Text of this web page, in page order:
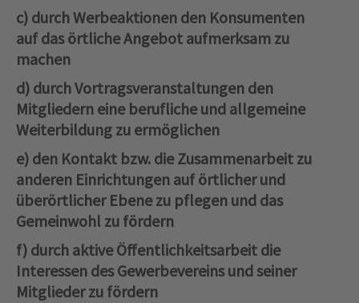
c) durch Werbeaktionen den Konsumenten
auf das örtliche Angebot aufmerksam zu
machen
d) durch Vortragsveranstaltungen den
Mitgliedern eine berufliche und allgemeine
Weiterbildung zu ermöglichen
e) den Kontakt bzw. die Zusammenarbeit zu
anderen Einrichtungen auf örtlicher und
überörtlicher Ebene zu pflegen und das
Gemeinwohl zu fördern
f) durch aktive Öffentlichkeitsarbeit die
Interessen des Gewerbevereins und seiner
Mitglieder zu fördern